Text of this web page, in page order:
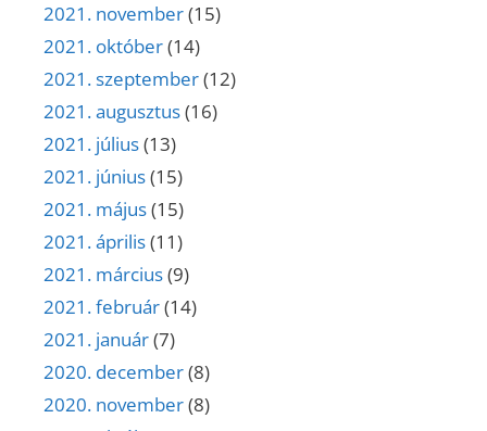
2021. november(15)
2021. október(14)
2021. szeptember(12)
2021. augusztus(16)
2021. július(13)
2021. június(15)
2021. május(15)
2021. április(11)
2021. március(9)
2021. február(14)
2021. január(7)
2020. december(8)
2020. november(8)